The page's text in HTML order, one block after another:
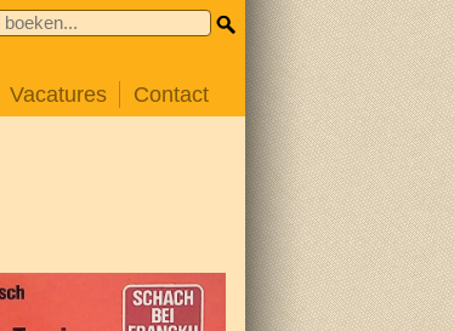
Vacatures Contact